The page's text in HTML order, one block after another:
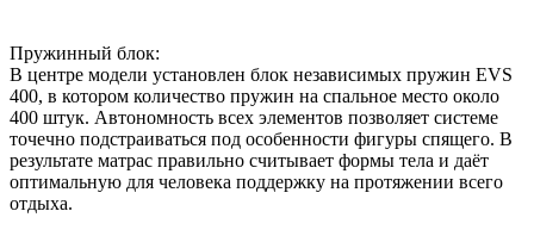
Пружинный блок:
В центре модели установлен блок независимых пружин EVS
400, в котором количество пружин на спальное место около
400 штук. Автономность всех элементов позволяет системе
точечно подстраиваться под особенности фигуры спящего. В
результате матрас правильно считывает формы тела и даёт
оптимальную для человека поддержку на протяжении всего
отдыха.